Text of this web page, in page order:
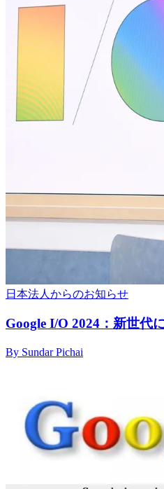
日本法人からのお知らせ
Google I/O 2024：新世代
By Sundar Pichai